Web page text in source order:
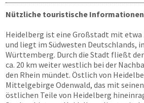
Nützliche touristische
Heidelberg ist eine Großstadt mit etwa
und liegt im Südwesten Deutschlands,
Württemberg. Durch die Stadt fließt der
ca. 20 km weiter westlich bei der
den Rhein mündet. Östlich von
Mittelgebirge Odenwald, das mit
östlichen Teile von Heidelberg